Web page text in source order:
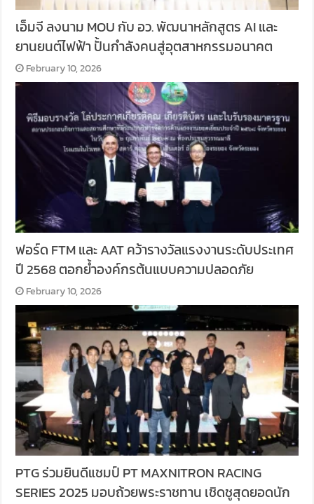
เอ็มจี ลงนาม MOU กับ อว. พัฒนาหลักสูตร AI และ
ยานยนต์ไฟฟ้า ปั้นกำลังคนสู่อุตสาหกรรมอนาคต
February 10, 2026
ฟอร์ด FTM และ AAT คว้ารางวัลแรงงานระดับประเทศ
ปี 2568 ตอกย้ำองค์กรต้นแบบความปลอดภัย
February 10, 2026
PTG ร่วมยินดีแชมป์ PT MAXNITRON RACING
SERIES 2025 มอบถ้วยพระราชทาน เชิดชูสุดยอดนัก